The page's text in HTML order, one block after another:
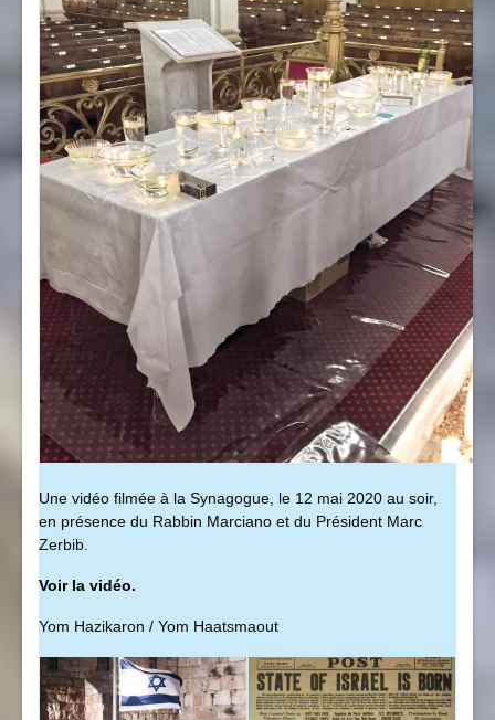
Une vidéo filmée à la Synagogue, le 12 mai 2020 au soir,
en présence du Rabbin Marciano et du Président Marc
Zerbib.
Voir la vidéo.
Yom Hazikaron / Yom Haatsmaout